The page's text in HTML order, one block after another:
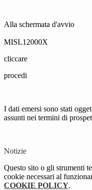
Alla schermata d'avvio
MISL12000X
cliccare
procedi
I dati emersi sono stati
assunti nei termini di
Notizie
Questo sito o gli strumenti
cookie necessari al
COOKIE POLICY.